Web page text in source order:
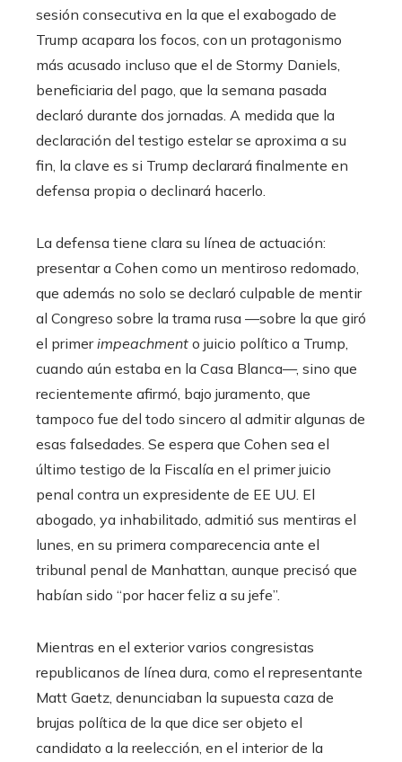
sesión consecutiva en la que el exabogado de
Trump acapara los focos, con un protagonismo
más acusado incluso que el de Stormy Daniels,
beneficiaria del pago, que la semana pasada
declaró durante dos jornadas. A medida que la
declaración del testigo estelar se aproxima a su
fin, la clave es si Trump declarará finalmente en
defensa propia o declinará hacerlo.
La defensa tiene clara su línea de actuación:
presentar a Cohen como un mentiroso redomado,
que además no solo se declaró culpable de mentir
al Congreso sobre la trama rusa —sobre la que giró
el primerimpeachment o juicio político a Trump,
cuando aún estaba en la Casa Blanca—, sino que
recientemente afirmó, bajo juramento, que
tampoco fue del todo sincero al admitir algunas de
esas falsedades. Se espera que Cohen sea el
último testigo de la Fiscalía en el primer juicio
penal contra un expresidente de EE UU. El
abogado, ya inhabilitado, admitió sus mentiras el
lunes, en su primera comparecencia ante el
tribunal penal de Manhattan, aunque precisó que
habían sido “por hacer feliz a su jefe”.
Mientras en el exterior varios congresistas
republicanos de línea dura, como el representante
Matt Gaetz, denunciaban la supuesta caza de
brujas política de la que dice ser objeto el
candidato a la reelección, en el interior de la